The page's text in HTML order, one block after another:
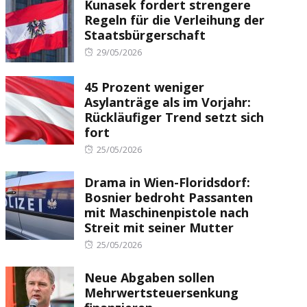
Kunasek fordert strengere
Regeln für die Verleihung der
Staatsbürgerschaft
Posted
29/05/2026
45 Prozent weniger
Asylanträge als im Vorjahr:
Rückläufiger Trend setzt sich
fort
Posted
25/05/2026
Drama in Wien-Floridsdorf:
Bosnier bedroht Passanten
mit Maschinenpistole nach
Streit mit seiner Mutter
Posted
25/05/2026
Neue Abgaben sollen
Mehrwertsteuersenkung